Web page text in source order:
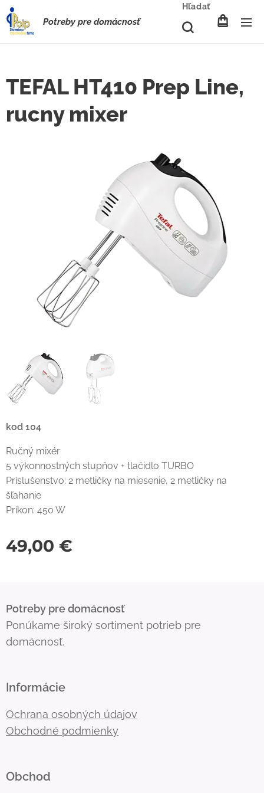
Potreby pre domácnosť
Hľadať
TEFAL HT410 Prep Line,
rucny mixer
kod 104
Ručný mixér
5 výkonnostných stupňov + tlačidlo TURBO
Príslušenstvo: 2 metličky na miesenie, 2 metličky na
šľahanie
Príkon: 450 W
49,00 €
Potreby pre domácnosť
Ponúkame široký sortiment potrieb pre
domácnosť.
Informácie
Ochrana osobných údajov
Obchodné podmienky
Obchod